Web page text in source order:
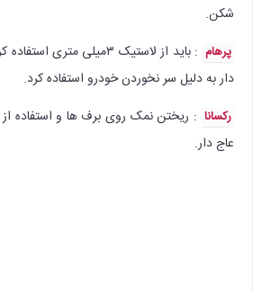
شکن.
پرهام
: باید از لاستیک ۳میلی
دار به دلیل سر نخوردن خودرو استفاده کرد.
رکسانا :‌ ریختن نمک روی برف ها و استفاده
عاج دار.